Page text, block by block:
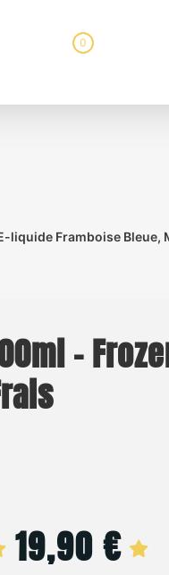
0
liquide Framboise Bleue,
–
19,90 €